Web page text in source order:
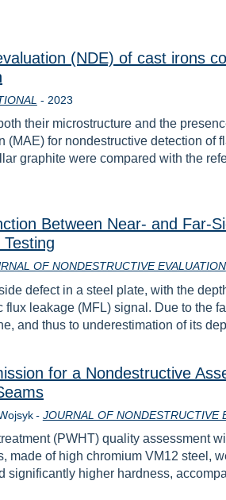
(NDE) of cast irons
- Rok
2023
their microstructure and the
for nondestructive detection of
graphite were compared with the
Between Near- and Far-
OF NONDESTRUCTIVE EVALUATION
defect in a steel plate, with the
leakage (MFL) signal. Due to the
and thus to underestimation of its
for a Nondestructive
- JOURNAL OF NONDESTRUCTIVE
(PWHT) quality assessment
made of high chromium VM12 steel,
higher hardness,